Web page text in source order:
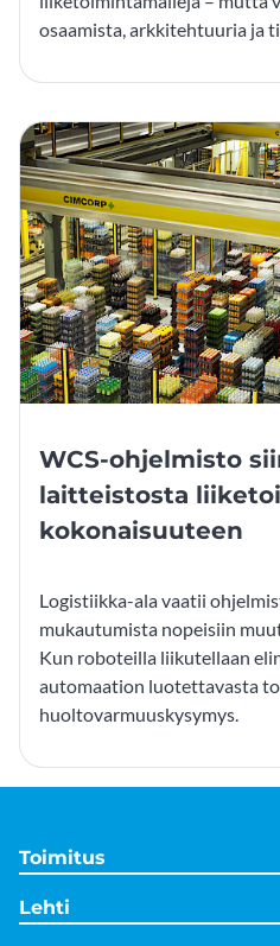
osaamista, arkkitehtuuria ja
WCS-ohjelmisto
laitteistosta
kokonaisuuteen
Logistiikka-ala vaatii
mukautumista nopeisiin
Kun roboteilla liikutellaan
automaation luotettavasta
huoltovarmuuskysymys.
Toimitus
Lehti